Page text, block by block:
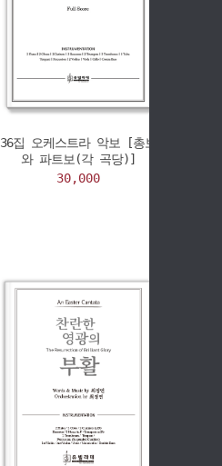
36집 오케스트라 악보 [총보
와 파트보(각 곡당)]
30,000